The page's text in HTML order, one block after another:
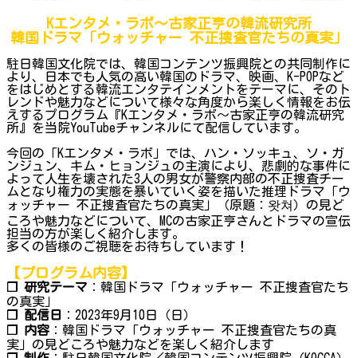
Kエンタメ・ラボ～古家正亨の韓流研究所
韓国ドラマ「ウォッチャー 不正捜査官たちの真実」
駐日韓国文化院では、韓国コンテンツ振興院との共同制作に
より、日本でも人気の高い韓国のドラマ、映画、K-POPなど
をはじめとする韓流エンタテインメントをテーマに、そのト
レンドや魅力などについて様々な角度から楽しく情報をお伝
えするプログラム『Kエンタメ・ラボ～古家正亨の韓流研究
所』を当院YouTubeチャンネルにて配信しています。
今回の「Kエンタメ・ラボ」では、ハン・ソッキュ、ソ・ガ
ンジュン、キム・ヒョンジュの主演により、悲劇的な事件に
よって人生を壊された3人の男女が警察内部の不正捜査チー
ムとなり権力の実態を暴いていく姿を描いた推理ドラマ「ウ
ォッチャー 不正捜査官たちの真実」（原題：왓쳐）の見ど
ころや魅力などについて、MCの古家正亨さんとドラマの宣伝
担当の方が楽しく紹介します。
多くの皆様のご視聴をお待ちしています！
【プログラム内容】
❐ 研究テーマ ：韓国ドラマ「ウォッチャー 不正捜査官たち
の真実」
❐ 配信日
：2023年9月10日（日）
❐ 内容 ：韓国ドラマ「ウォッチャー 不正捜査官たちの真
実」の見どころや魅力などを楽しく紹介します